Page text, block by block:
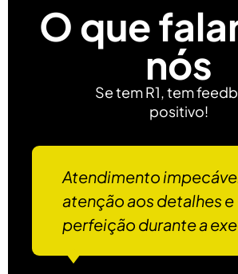
O que
nós
Se tem R1, tem
positivo!
Atendimento
atenção aos detalhes e
perfeição durante a